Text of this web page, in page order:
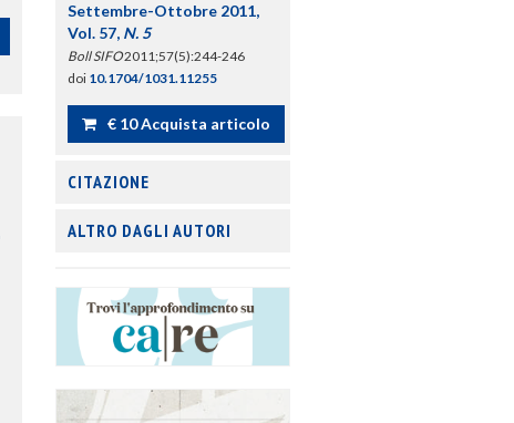
Settembre-Ottobre 2011,
Vol. 57, N. 5
Boll SIFO2011;57(5):244-246
doi 10.1704/1031.11255
€ 10 Acquista articolo
CITAZIONE
ALTRO DAGLI AUTORI